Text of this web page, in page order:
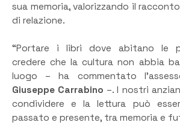
sua memoria, valorizzando il
di relazione.
“Portare i libri dove abitano le
credere che la cultura non abbia
luogo – ha commentato
Giuseppe Carrabino –. I nostri
condividere e la lettura può
passato e presente, tra memoria e